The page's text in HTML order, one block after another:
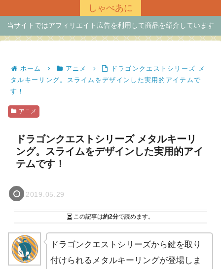
しゃべあに
当サイトではアフィリエイト広告を利用して商品を紹介しています
ホーム アニメ
ドラゴンクエストシリーズ メ
タルキーリング。スライムをデザインした実用的アイテムで
す！
アニメ
ドラゴンクエストシリーズ メタルキーリ
ング。スライムをデザインした実用的アイ
テムです！
2019.05.29
この記事は約2分で読めます。
ドラゴンクエストシリーズから鍵を取り
付けられるメタルキーリングが登場しま